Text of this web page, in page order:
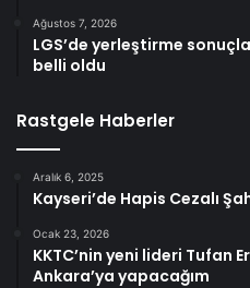
Ağustos 7, 2026
LGS’de yerleştirme
belli oldu
Rastgele Haberler
Aralık 6, 2025
Kayseri’de Hapis Cezalı
Ocak 23, 2026
KKTC’nin yeni lideri Tufan
Ankara’ya yapacağım